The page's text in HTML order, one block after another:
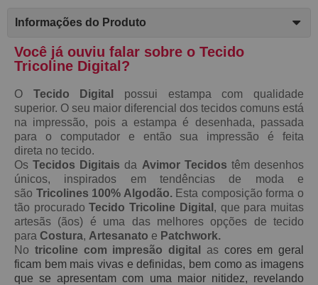
Informações do Produto
Você já ouviu falar sobre o Tecido
Tricoline Digital?
O Tecido Digital possui estampa com qualidade
superior. O seu maior diferencial dos tecidos comuns está
na impressão, pois a estampa é desenhada, passada
para o computador e então sua impressão é feita
direta no tecido.
OsTecidos Digitaisda Avimor Tecidos têm desenhos
únicos, inspirados em tendências de moda e
são Tricolines 100% Algodão.Esta composição forma o
tão procuradoTecido Tricoline Digital , que para muitas
artesãs (ãos) é uma das melhores opções de tecido
para Costura, Artesanato e Patchwork.
No tricoline com impresão digital ascores em geral
ficam bem mais vivas e definidas, bem como as imagens
que se apresentam com uma maior nitidez, revelando